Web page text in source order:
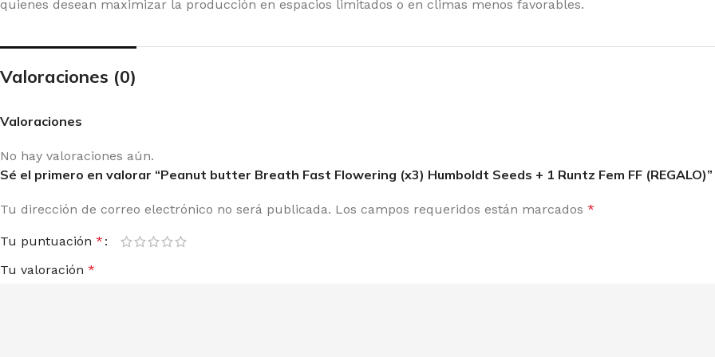
SEEDS PYRAMID SEEDS
quienes desean maximizar la producción en espacios limitados o en climas menos favorables.
Valoraciones (0)
Valoraciones
No hay valoraciones aún.
Sé el primero en valorar “Peanut butter Breath Fast Flowering (x3) Humboldt Seeds + 1 Runtz Fem FF (REGALO)”
Tu dirección de correo electrónico no será publicada. Los campos requeridos están marcados *
Tu puntuación *
Tu valoración *